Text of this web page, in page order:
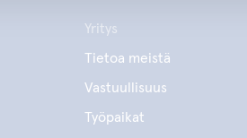
Yritys
Tietoa meistä
Vastuullisuus
Työpaikat